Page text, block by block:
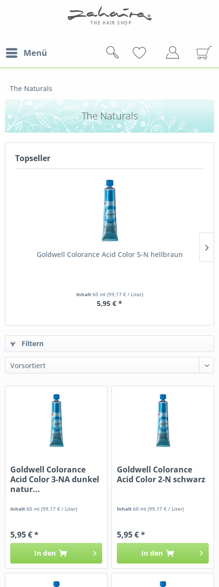
Menü
The Naturals
The Naturals
Topseller
Goldwell Colorance Acid Color 5-N hellbraun
Inhalt 60 ml (99,17 € / Liter)
5,95 € *
Filtern
Goldwell Colorance
Acid Color 3-NA dunkel
natur...
Inhalt60 ml(99,17 € / Liter)
5,95 € *
In den
Goldwell Colorance
Acid Color 2-N schwarz
Inhalt60 ml(99,17 € / Liter)
5,95 € *
In den